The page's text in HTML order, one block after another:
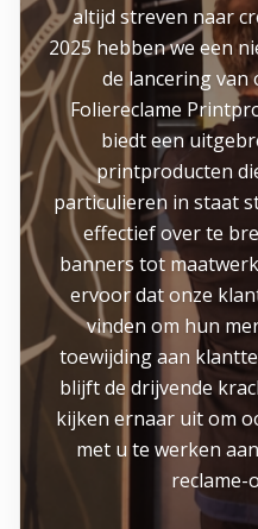
altijd streven naar
2025 hebben we een
de lancering van
Foliereclame
biedt een
printproducten
particulieren in staat
effectief over te
banners tot
ervoor dat onze
vinden om hun
toewijding aan
blijft de drijvende
kijken ernaar uit om
met u te werken
reclame-